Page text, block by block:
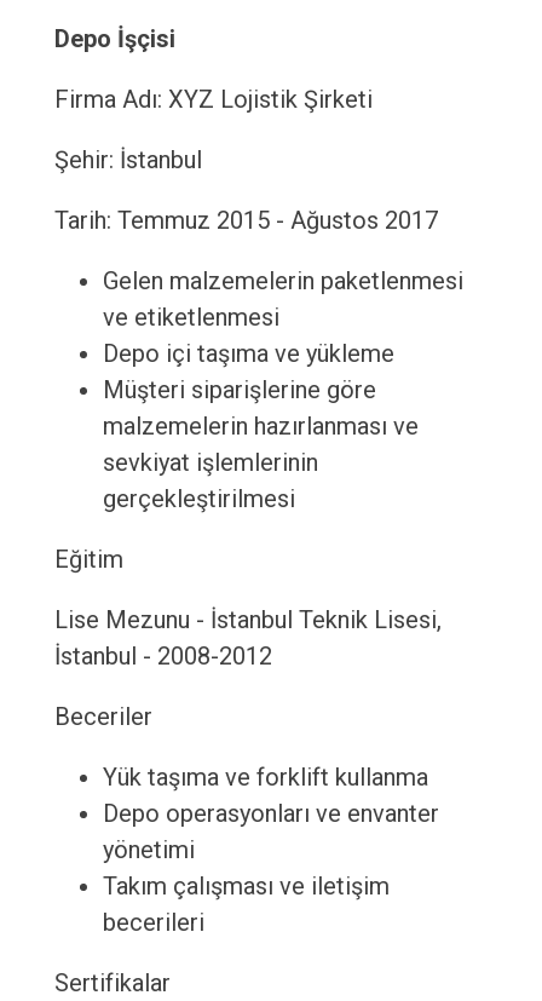
Depo İşçisi
Firma Adı: XYZ Lojistik Şirketi
Şehir: İstanbul
Tarih: Temmuz 2015 - Ağustos 2017
Gelen malzemelerin paketlenmesi
ve etiketlenmesi
Depo içi taşıma ve yükleme
Müşteri siparişlerine göre
malzemelerin hazırlanması ve
sevkiyat işlemlerinin
gerçekleştirilmesi
Eğitim
Lise Mezunu - İstanbul Teknik Lisesi,
İstanbul - 2008-2012
Beceriler
Yük taşıma ve forklift kullanma
Depo operasyonları ve envanter
yönetimi
Takım çalışması ve iletişim
becerileri
Sertifikalar